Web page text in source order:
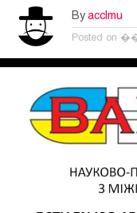
By acclmu
Posted on